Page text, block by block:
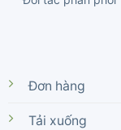
Đơn hàng
Tải xuống